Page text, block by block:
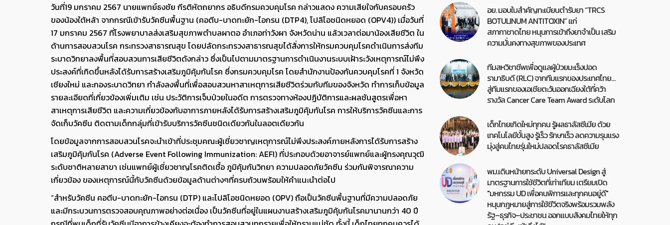
วันที่19 มกราคม 2567 นายแพทย์ธงชัย กีรติหัตถยากร อธิบดีกรมควบคุมโรค กล่าวแสดง ความเสียใจกับครอบครัว
ของน้องใต้หล้า จากกรณีเข้ารับวัคซีนพื้นฐาน (คอตีบ-บาดทะยัก-ไอกรน (DTP4), โปลิโอชนิดหยอด (OPV4)) เมื่อวันที่
17 มกราคม 2567 ที่โรงพยาบาลส่งเสริมสุขภาพตำบลผาตอ อำเภอท่าวังผา จังหวัดน่าน แล้วเวลาต่อมาน้องเสียชีวิต ใน
ด้านการสอบสวนโรค กระทรวงสาธารณสุข โดยปลัดกระทรวงสาธารณสุขได้สั่งการให้กรมควบคุมโรคดำเนินการส่งทีม
ระบาดวิทยาลงพื้นที่สอบสวนการเสียชีวิตดังกล่าว ซึ่งเป็นไปตามมาตรฐานการดำเนินงานระบบเฝ้าระวังเหตุการณ์ไม่พึง
ประสงค์ที่เกิดขึ้นหลังได้รับการสร้างเสริมภูมิคุ้มกันโรค ซึ่งกรมควบคุมโรค โดยสำนักงานป้องกันควบคุมโรคที่ 1 จังหวัด
เชียงใหม่ และกองระบาดวิทยา กำลังลงพื้นที่เพื่อสอบสวนหาสาเหตุการเสียชีวิตร่วมกับทีมของจังหวัด ทำการเก็บข้อมูล
รายละเอียดที่เกี่ยวข้องเพิ่มเติม เช่น ประวัติการเจ็บป่วยในอดีต การตรวจทางห้องปฏิบัติการและผลชันสูตรเพื่อหา
สาเหตุการเสียชีวิต และความเกี่ยวข้องกับอาการภายหลังได้รับการสร้างเสริมภูมิคุ้มกันโรค การให้บริการวัคซีนและการ
จัดเก็บวัคซีน ติดตามเด็กกลุ่มที่เข้ารับบริการวัคซีนชนิดเดียวกันในลอตเดียวกัน
โดยข้อมูลจากการสอบสวนโรคจะนำเข้าที่ประชุมคณะผู้เชี่ยวชาญเหตุการณ์ไม่พึงประสงค์ภายหลังการได้รับการสร้าง
เสริมภูมิคุ้มกันโรค (Adverse Event Following Immunization: AEFI) ที่ประกอบด้วยอาจารย์แพทย์และผู้ทรงคุณวุฒิ
ระดับชาติหลายสาขา เช่นแพทย์ผู้เชี่ยวชาญโรคติดเชื้อ ภูมิคุ้มกันวิทยา ความปลอดภัยวัคซีน ร่วมกันพิจารณาความ
เกี่ยวข้อง ของเหตุการณ์นี้กับวัคซีนด้วยข้อมูลด้านต่างๆที่ครบถ้วนพร้อมให้คำแนะนำต่อไป
“สำหรับวัคซีน คอตีบ-บาดทะยัก-ไอกรน (DTP) และโปลิโอชนิดหยอด (OPV) ถือเป็นวัคซีนพื้นฐานที่มีความปลอดภัย
และมีกระบวนการตรวจสอบคุณภาพอย่างต่อเนื่อง เป็นวัคซีนที่อยู่ในแผนงานสร้างเสริมภูมิคุ้มกันโรคมานานกว่า 40 ปี
อย. มอบใบสำคัญทะเบียนตำรับยา “TRCS
BOTULINUM ANTITOXIN” แก่
สภากาชาดไทย หนุนการเข้าถึงยาจำเป็น เสริม
ความมั่นคงทางสุขภาพของประเทศ
ทีมสหวิชาชีพเพื่อดูแลผู้ป่วยมะเร็งปอด
รามาธิบดี (RLC) จากทีมแรกของประเทศไทย…
สู่ทีมแรกของเอเชียตะวันออกเฉียงใต้ที่คว้า
รางวัล Cancer Care Team Award ระดับโลก
เด็กไทยเกิดใหม่ทุกคน รู้ผลธาลัสซีเมีย ด้วย
เทคโนโลยีขั้นสูง รู้เร็ว รักษาเร็ว ลดความรุนแรง
มุ่งสู่คนไทยรุ่นใหม่ปลอดโรคธาลัสซีเมีย
พม.เดินหน้ายกระดับ Universal Design สู่
มาตรฐานการใช้ชีวิตที่เท่าเทียม เตรียมเปิด
"มหกรรม UD เพื่อคนพิการและทุกคนอยู่ดี"
หนุนกฎหมายสู่การใช้ชีวิตจริงพร้อมรวมพลัง
รัฐ–ธุรกิจ–ประชาชน ออกแบบสังคมไทยให้ทุก